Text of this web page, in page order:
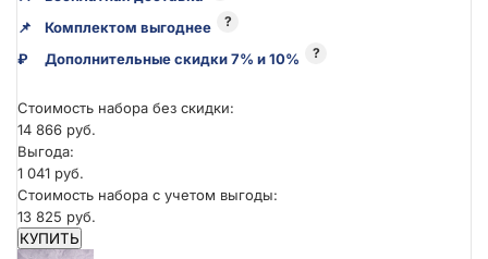
📌 Комплектом выгоднее ?
₽ Дополнительные скидки 7% и 10% ?
Стоимость набора без скидки:
14 866 руб.
Выгода:
1 041 руб.
Стоимость набора с учетом выгоды:
13 825 руб.
КУПИТЬ